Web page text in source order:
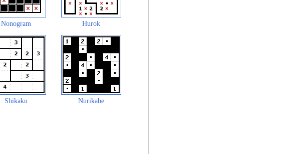
Nonogram Hurok
Shikaku Nurikabe